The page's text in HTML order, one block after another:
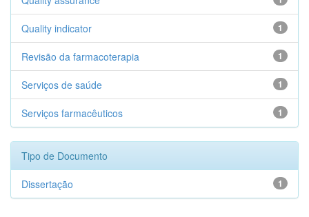
1
Quality indicator
1
Revisão da farmacoterapia
1
Serviços de saúde
1
Serviços farmacêuticos
Tipo de Documento
1
Dissertação